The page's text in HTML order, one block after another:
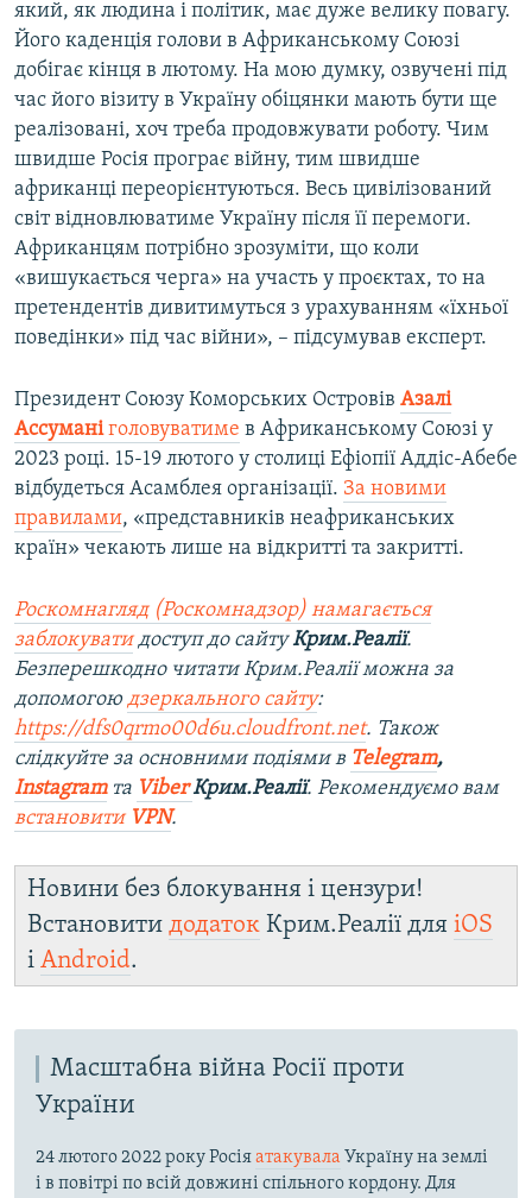
який, як людина і політик, має дуже велику повагу.
Його каденція голови в Африканському Союзі
добігає кінця в лютому. На мою думку, озвучені під
час його візиту в Україну обіцянки мають бути ще
реалізовані, хоч треба продовжувати роботу. Чим
швидше Росія програє війну, тим швидше
африканці переорієнтуються. Весь цивілізований
світ відновлюватиме Україну після її перемоги.
Африканцям потрібно зрозуміти, що коли
«вишукається черга» на участь у проєктах, то на
претендентів дивитимуться з урахуванням «їхньої
поведінки» під час війни», – підсумував експерт.
Президент Союзу Коморських Островів Азалі
Ассуманіголовуватиме в Африканському Союзі у
2023 році. 15-19 лютого у столиці Ефіопії Аддіс-Абебе
відбудеться Асамблея організації. За новими
правилами, «представників неафриканських
країн» чекають лише на відкритті та закритті.
Роскомнагляд (Роскомнадзор) намагається
заблокуватидоступ до сайтуКрим.Реалії.
Безперешкодно читати Крим.Реалії можна за
допомогою дзеркального сайту:
https://dfs0qrmo00d6u.cloudfront.net. Також
слідкуйте за основними подіями в Telegram,
Instagramта ViberКрим.Реалії. Рекомендуємо вам
встановити VPN.
Новини без блокування і цензури!
Встановити додаток Крим.Реалії для iOS
і Android.
Масштабна війна Росії проти
України
24 лютого 2022 року Росіяатакувала Україну на землі
і в повітрі по всій довжині спільного кордону. Для